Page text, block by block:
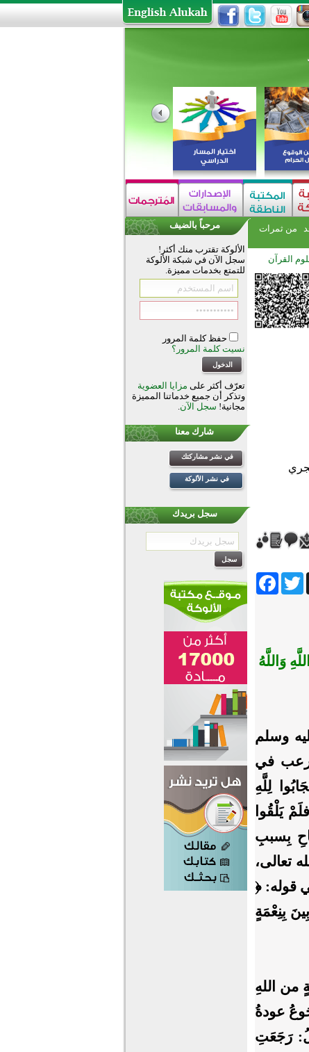
من ثمرات
القرآن
FacebookTwitter
وَاللَّهُ
وسلم
في
لِلَّهِ
يَلْقُوا
بِسببِ
تعالى،
قوله: ﴿
بِنِعْمَةٍ
من اللهِ
عودةُ
رَجَعَتِ
مرحباً بالضيف
الألوكة تقترب منك أكثر!
سجل الآن في شبكة الألوكة
للتمتع بخدمات مميزة.
حفظ كلمة المرور
نسيت كلمة المرور؟
تعرّف أكثر على مزايا العضوية
وتذكر أن جميع خدماتنا المميزة
مجانية! سجل الآن.
شارك معنا
في نشر مشاركتك
في نشر الألوكة
سجل بريدك